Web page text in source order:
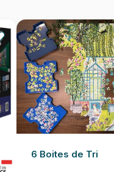
6 Boites de Tri